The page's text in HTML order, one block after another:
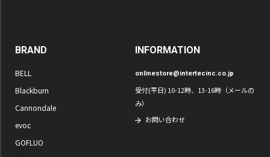
BRAND
BELL
Blackburn
Cannondale
evoc
GOFLUO
INFORMATION
onlinestore@intertecinc.co.jp
受付(平日) 10-12時、13-16時（メールの
み）
お問い合わせ